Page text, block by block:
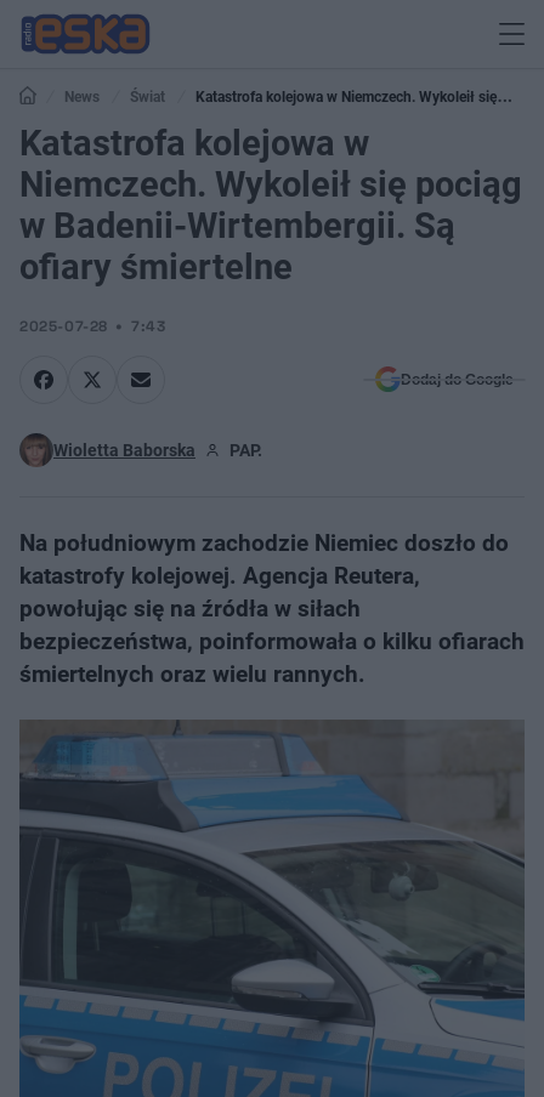
News Świat
Katastrofa kolejowa w Niemczech. Wykoleił się
pociąg w Badenii-Wirtembergii. Są ofiary śmiertelne
Katastrofa kolejowa w
Niemczech. Wykoleił się pociąg
w Badenii-Wirtembergii. Są
ofiary śmiertelne
2025-07-28 7:43
Dodaj do Google
Wioletta Baborska PAP.
Na południowym zachodzie Niemiec doszło do
katastrofy kolejowej. Agencja Reutera,
powołując się na źródła w siłach
bezpieczeństwa, poinformowała o kilku ofiarach
śmiertelnych oraz wielu rannych.